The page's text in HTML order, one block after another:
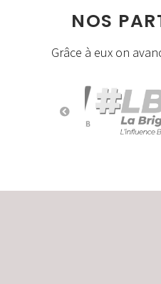
NOS
Grâce à eux on